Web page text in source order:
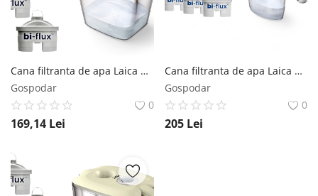
Cana filtranta de apa Laica BIG Milano Rosu, 3.7L, + 4 cartuse filtrante
Gospodar
0
169,14 Lei
Cana filtranta de apa Laica Norma, 2.3L, + 6 cartuse filtrante
Gospodar
0
205 Lei